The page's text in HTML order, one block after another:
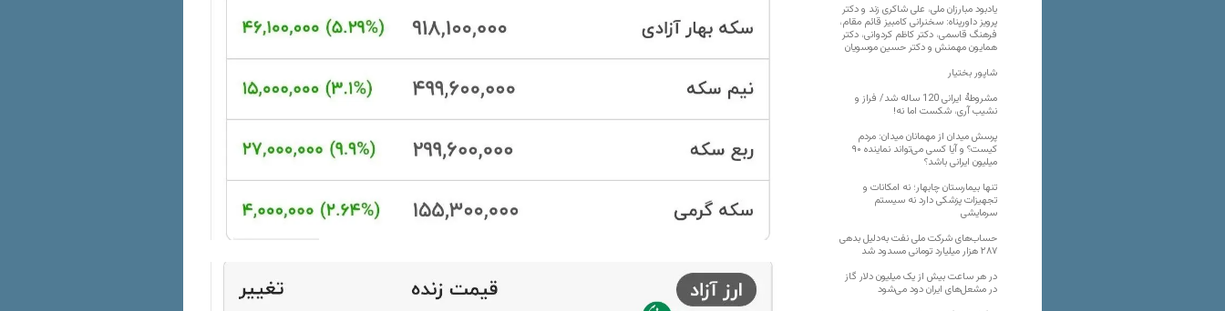
یادبود مبارزان ملی، علی شاکری زند و دکتر
پرویز داورپناه: سخنرانی کامبیز قائم مقام،
فرهنگ قاسمی، دکتر کاظم کردوانی، دکتر
همایون مهمنش و دکتر حسین موسویان
شاپور بختیار
مشروطۀ ایرانی 120 ساله شد/ فراز و
نشیب آری، شکست اما نه!
پرسش میدان از مهمانان میدان: مردم
کیست؟ و آیا کسی می‌تواند نماینده ۹۰
میلیون ایرانی باشد؟
تنها بیمارستان چابهار؛ نه امکانات و
تجهیزات پزشکی دارد نه سیستم
سرمایشی
حساب‌های شرکت ملی نفت به‌دلیل بدهی
۲۸۷ هزار میلیارد تومانی مسدود شد
در هر ساعت بیش از یک میلیون دلار گاز
در مشعل‌های ایران دود می‌شود